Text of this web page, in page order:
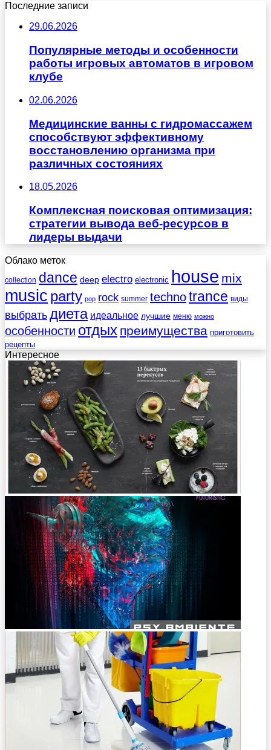
Последние записи
29.06.2026
Популярные методы и особенности
работы игровых автоматов в игровом
клубе
02.06.2026
Медицинские ванны с гидромассажем
способствуют эффективному
восстановлению организма при
различных состояниях
18.05.2026
Комплексная поисковая оптимизация:
стратегии вывода веб-ресурсов в
лидеры выдачи
Облако меток
collection dance deep electro electronic house mix
music party pop rock summer technotrance виды
выбратьдиета идеальное лучшие меню можно
особенности отдых преимущества приготовить
рецепты
Интересное